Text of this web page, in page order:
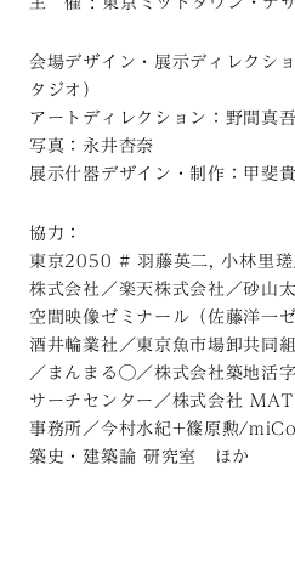
会場デザイン・展示ディレクシ
タジオ）
アートディレクション：野間真
写真：永井杏奈
展示什器デザイン・制作：甲斐
協力：
東京2050 # 羽藤英二, 小林里瑳
株式会社／楽天株式会社／砂山
空間映像ゼミナール（佐藤洋一
酒井輪業社／東京魚市場卸共同
／まんまる◯／株式会社築地活
サーチセンター／株式会社
事務所／今村水紀+篠原勲/
築史・建築論 研究室 ほか